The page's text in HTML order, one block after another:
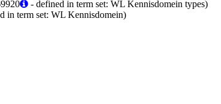
- defined in term set: WL Kennisdomein types)
in term set: WL Kennisdomein)